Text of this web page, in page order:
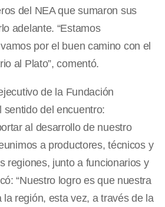
del NEA que sumaron sus
adelante. “Estamos
por el buen camino con el
al Plato”, comentó.
de la Fundación
sentido del encuentro:
al desarrollo de nuestro
a productores, técnicos y
regiones, junto a funcionarios y
“Nuestro logro es que nuestra
región, esta vez, a través de la